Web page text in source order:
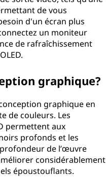
de vous
d'un écran plus
un moniteur
de rafraîchissement
graphique?
graphique en
de couleurs. Les
permettent aux
profonds et les
de l’œuvre
considérablement
époustouflants.